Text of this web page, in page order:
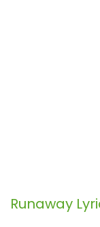
Runaway